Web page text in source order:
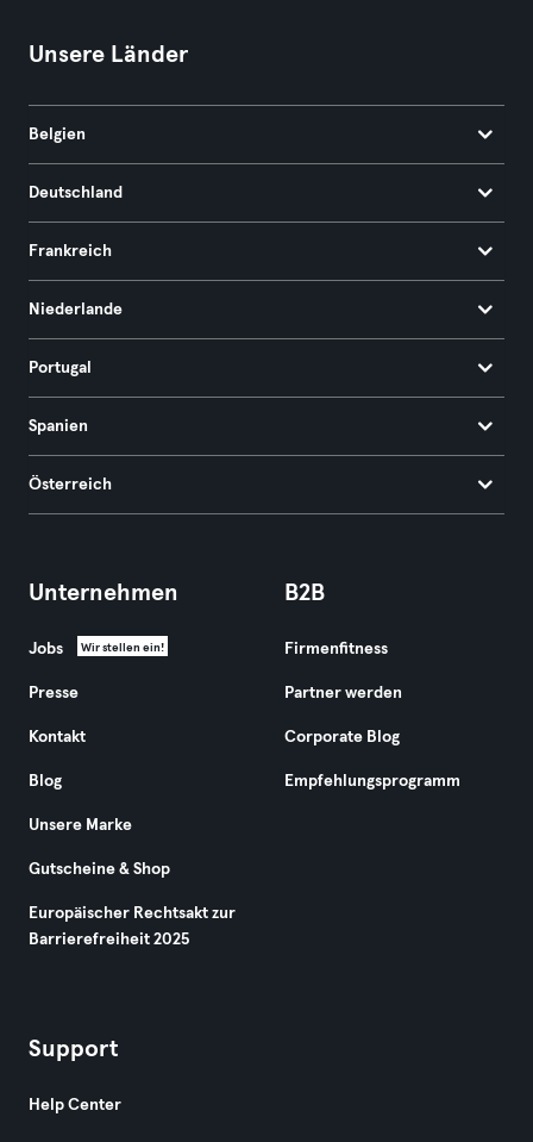
Unsere Länder
Belgien
Deutschland
Frankreich
Niederlande
Portugal
Spanien
Österreich
Unternehmen
Jobs Wir stellen ein!
Presse
Kontakt
Blog
Unsere Marke
Gutscheine & Shop
Europäischer Rechtsakt zur
Barrierefreiheit 2025
B2B
Firmenfitness
Partner werden
Corporate Blog
Empfehlungsprogramm
Support
Help Center